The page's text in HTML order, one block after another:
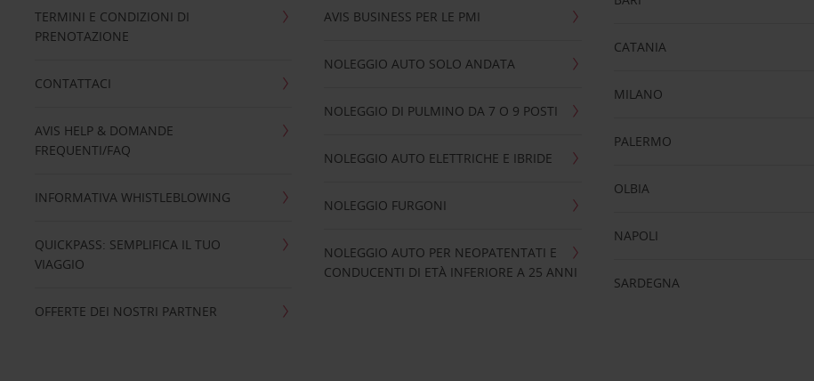
TERMINI E CONDIZIONI DI
PRENOTAZIONE
CONTATTACI
AVIS HELP & DOMANDE
FREQUENTI/FAQ
INFORMATIVA WHISTLEBLOWING
QUICKPASS: SEMPLIFICA IL TUO
VIAGGIO
OFFERTE DEI NOSTRI PARTNER
AVIS BUSINESS PER LE PMI
NOLEGGIO AUTO SOLO ANDATA
NOLEGGIO DI PULMINO DA 7 O 9 POSTI
NOLEGGIO AUTO ELETTRICHE E IBRIDE
NOLEGGIO FURGONI
NOLEGGIO AUTO PER NEOPATENTATI E
CONDUCENTI DI ETÀ INFERIORE A 25 ANNI
CATANIA
MILANO
PALERMO
OLBIA
NAPOLI
SARDEGNA